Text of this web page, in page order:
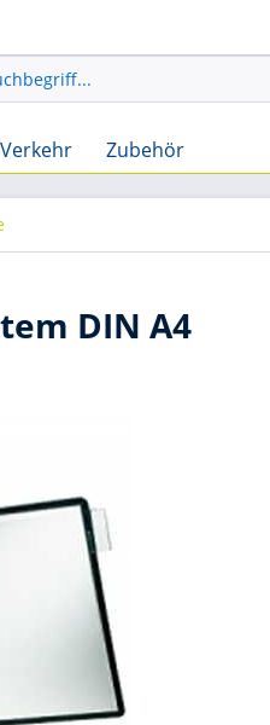
Verkehr Zubehör
DIN A4